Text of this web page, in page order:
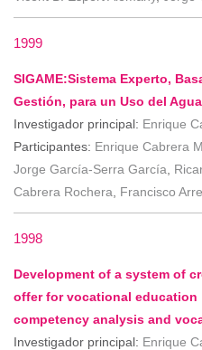
1999
SIGAME:Sistema Experto,
Gestión, para un Uso del
Investigador principal: Enrique
Participantes: Enrique Cabrera
Jorge García-Serra García
Cabrera Rochera
Francisco
1998
Development of a system of
offer for vocational education
competency analysis and
Investigador principal: Enrique